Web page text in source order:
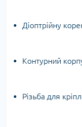
Діоптрійну
Контурний
Різьба для